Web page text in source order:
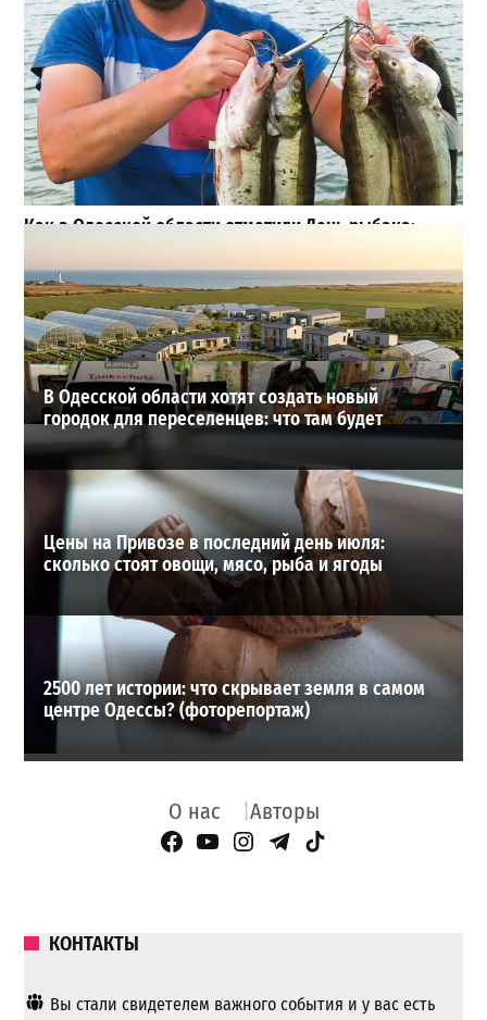
Как в Одесской области отметили День рыбака:
большие трофеи, искренние эмоции и яркие фото
3
19-07-2026 в 15:19
ВИБОР РЕДАКЦИИ
В Одесской области хотят создать новый
городок для переселенцев: что там будет
Цены на Привозе в последний день июля:
сколько стоят овощи, мясо, рыба и ягоды
2500 лет истории: что скрывает земля в самом
центре Одессы? (фоторепортаж)
О нас Авторы
Facebook Page
YouTube
Instagram
Telegram
TikTok
КОНТАКТЫ
Вы стали свидетелем важного события и у вас есть